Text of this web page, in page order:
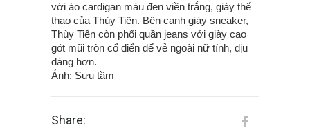
với áo cardigan màu đen viền trắng, giày thể
thao của Thùy Tiên. Bên cạnh giày sneaker,
Thùy Tiên còn phối quần jeans với giày cao
gót mũi tròn cổ điển để vẻ ngoài nữ tính, dịu
dàng hơn.
Ảnh: Sưu tầm
Share: